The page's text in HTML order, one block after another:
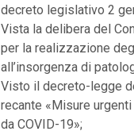
decreto legislativo 2
Vista la delibera del
per la realizzazione
all’insorgenza di
Visto il decreto-legge
recante «Misure
da COVID-19»;